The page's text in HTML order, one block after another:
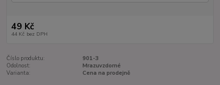
49 Kč
44 Kč bez DPH
Číslo produktu:
901-3
Odolnost:
Mrazuvzdorné
Varianta:
Cena na prodejně